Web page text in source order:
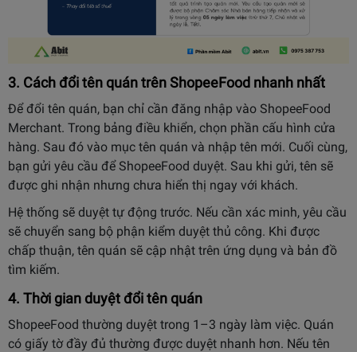
3. Cách đổi tên quán trên ShopeeFood nhanh nhất
Để đổi tên quán, bạn chỉ cần đăng nhập vào ShopeeFood
Merchant. Trong bảng điều khiển, chọn phần cấu hình cửa
hàng. Sau đó vào mục tên quán và nhập tên mới. Cuối cùng,
bạn gửi yêu cầu để ShopeeFood duyệt. Sau khi gửi, tên sẽ
được ghi nhận nhưng chưa hiển thị ngay với khách.
Hệ thống sẽ duyệt tự động trước. Nếu cần xác minh, yêu cầu
sẽ chuyển sang bộ phận kiểm duyệt thủ công. Khi được
chấp thuận, tên quán sẽ cập nhật trên ứng dụng và bản đồ
tìm kiếm.
4. Thời gian duyệt đổi tên quán
ShopeeFood thường duyệt trong 1–3 ngày làm việc. Quán
có giấy tờ đầy đủ thường được duyệt nhanh hơn. Nếu tên